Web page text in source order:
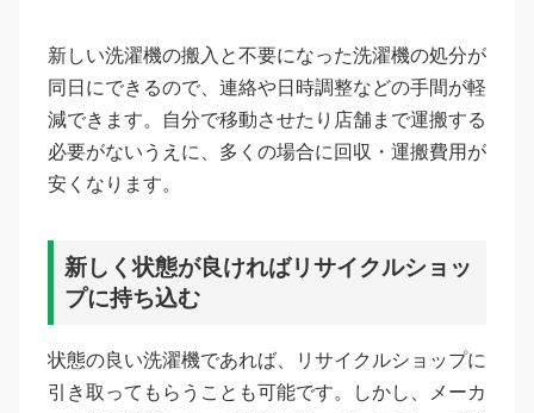
新しい洗濯機の搬入と不要になった洗濯機の処分が
同日にできるので、連絡や日時調整などの手間が軽
減できます。自分で移動させたり店舗まで運搬する
必要がないうえに、多くの場合に回収・運搬費用が
安くなります。
新しく状態が良ければリサイクルショッ
プに持ち込む
状態の良い洗濯機であれば、リサイクルショップに
引き取ってもらうことも可能です。しかし、メーカ